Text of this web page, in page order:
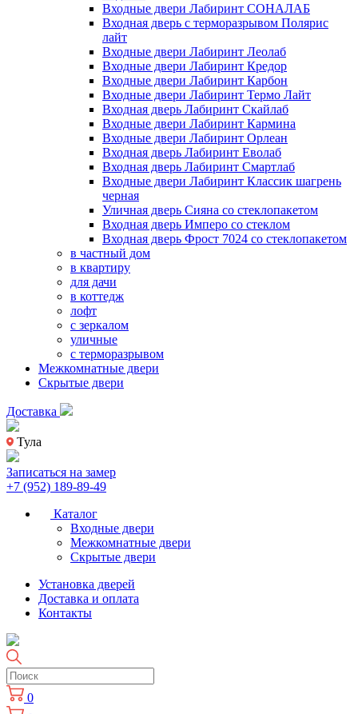
Входные двери Лабиринт СОНАЛАБ
Входная дверь с терморазрывом Полярис
лайт
Входные двери Лабиринт Леолаб
Входные двери Лабиринт Кредор
Входные двери Лабиринт Карбон
Входные двери Лабиринт Термо Лайт
Входная дверь Лабиринт Скайлаб
Входные двери Лабиринт Кармина
Входные двери Лабиринт Орлеан
Входная дверь Лабиринт Еволаб
Входная дверь Лабиринт Смартлаб
Входные двери Лабиринт Классик шагрень
черная
Уличная дверь Сияна со стеклопакетом
Входная дверь Имперо со стеклом
Входная дверь Фрост 7024 со стеклопакетом
в частный дом
в квартиру
для дачи
в коттедж
лофт
с зеркалом
уличные
с терморазрывом
Межкомнатные двери
Скрытые двери
Доставка
Тула
Записаться на замер
+7 (952) 189-89-49
Каталог
Входные двери
Межкомнатные двери
Скрытые двери
Установка дверей
Доставка и оплата
Контакты
0